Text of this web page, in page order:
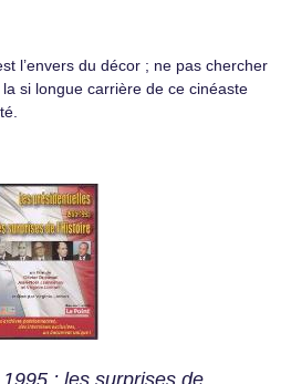
l’envers du décor ; ne pas chercher
si longue carrière de ce cinéaste